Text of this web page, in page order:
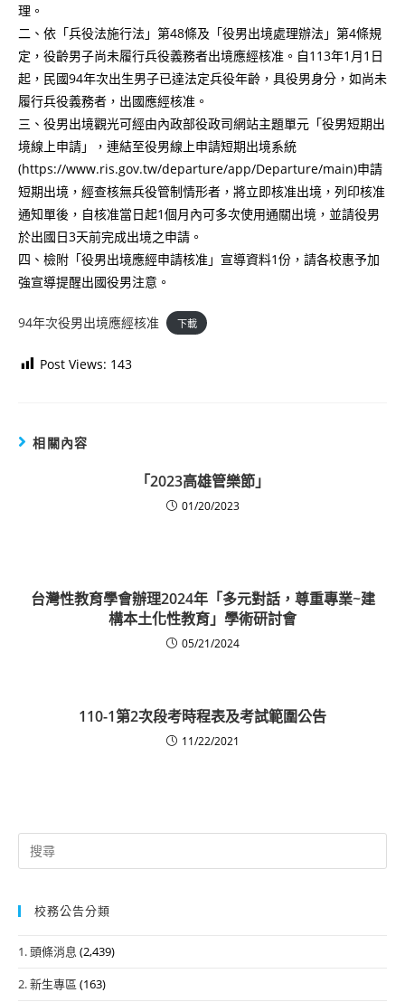
理。
二、依「兵役法施行法」第48條及「役男出境處理辦法」第4條規
定，役齡男子尚未履行兵役義務者出境應經核准。自113年1月1日
起，民國94年次出生男子已達法定兵役年齡，具役男身分，如尚未
履行兵役義務者，出國應經核准。
三、役男出境觀光可經由內政部役政司網站主題單元「役男短期出
境線上申請」，連結至役男線上申請短期出境系統
(https://www.ris.gov.tw/departure/app/Departure/main)申請
短期出境，經查核無兵役管制情形者，將立即核准出境，列印核准
通知單後，自核准當日起1個月內可多次使用通關出境，並請役男
於出國日3天前完成出境之申請。
四、檢附「役男出境應經申請核准」宣導資料1份，請各校惠予加
強宣導提醒出國役男注意。
94年次役男出境應經核准 下載
Post Views: 143
相關內容
「2023高雄管樂節」
01/20/2023
台灣性教育學會辦理2024年「多元對話，尊重專業~建
構本土化性教育」學術研討會
05/21/2024
110-1第2次段考時程表及考試範圍公告
11/22/2021
Search
for:
校務公告分類
1. 頭條消息 (2,439)
2. 新生專區 (163)